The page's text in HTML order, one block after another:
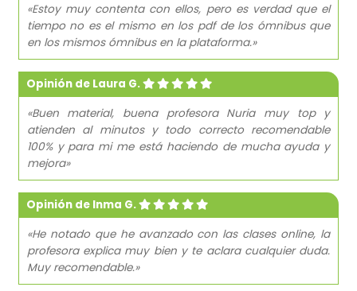
«Estoy muy contenta con ellos, pero es verdad que el
tiempo no es el mismo en los pdf de los ómnibus que
en los mismos ómnibus en la plataforma.»
Opinión de Laura G.
«Buen material, buena profesora Nuria muy top y
atienden al minutos y todo correcto recomendable
100% y para mi me está haciendo de mucha ayuda y
mejora»
Opinión de Inma G.
«He notado que he avanzado con las clases online, la
profesora explica muy bien y te aclara cualquier duda.
Muy recomendable.»